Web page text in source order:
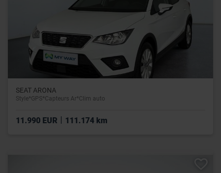
SEAT ARONA
Style*GPS*Capteurs Ar*Clim auto
11.990 EUR 111.174 km